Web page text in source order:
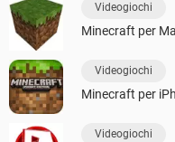
Videogiochi
Minecraft per
Videogiochi
Minecraft per
Videogiochi